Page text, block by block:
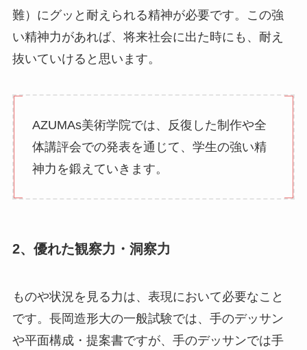
難）にグッと耐えられる精神が必要です。この強
い精神力があれば、将来社会に出た時にも、耐え
抜いていけると思います。
AZUMAs美術学院では、反復した制作や全
体講評会での発表を通じて、学生の強い精
神力を鍛えていきます。
2、優れた観察力・洞察力
ものや状況を見る力は、表現において必要なこと
です。長岡造形大の一般試験では、手のデッサン
や平面構成・提案書ですが、手のデッサンでは手